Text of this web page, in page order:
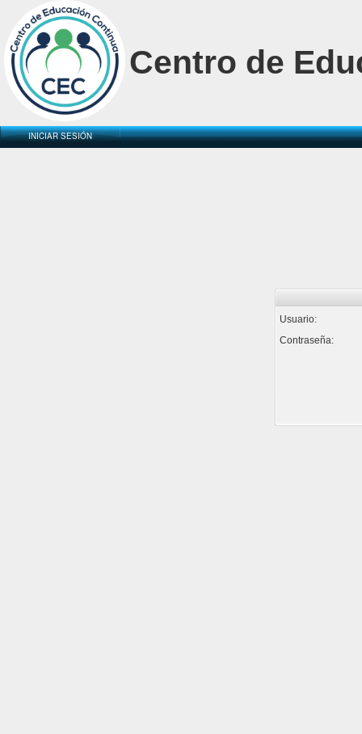
Centro de
INICIAR SESIÓN
Usuario:
Contraseña: